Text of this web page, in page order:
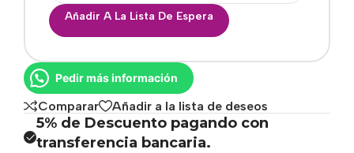
Añadir A La Lista De Espera
Pedir más información
Comparar Añadir a la lista de deseos
5% de Descuento pagando con
transferencia bancaria.